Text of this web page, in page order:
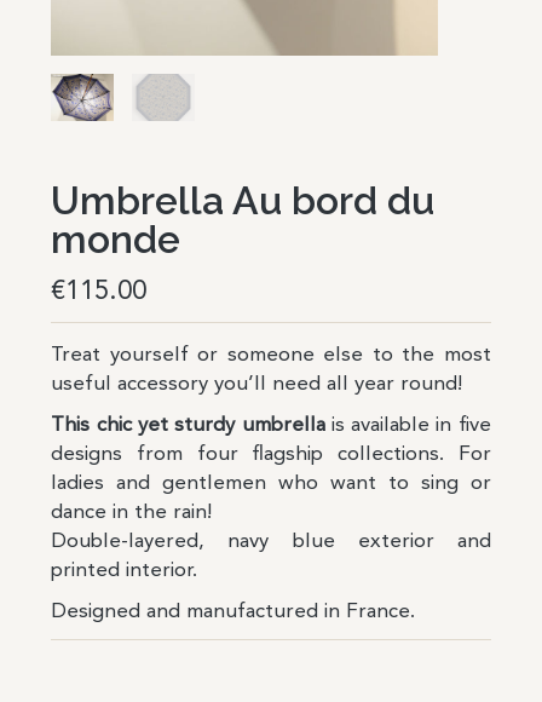
Umbrella Au bord du
monde
€115.00
Treat yourself or someone else to the most
useful accessory you’ll need all year round!
This chic yet sturdy umbrellais available in five
designs from four flagship collections. For
ladies and gentlemen who want to sing or
dance in the rain!
Double-layered, navy blue exterior and
printed interior.
Designed and manufactured in France.